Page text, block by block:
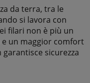
da terra, tra le
si lavora con
filari non è più un
e un maggior comfort
sicurezza